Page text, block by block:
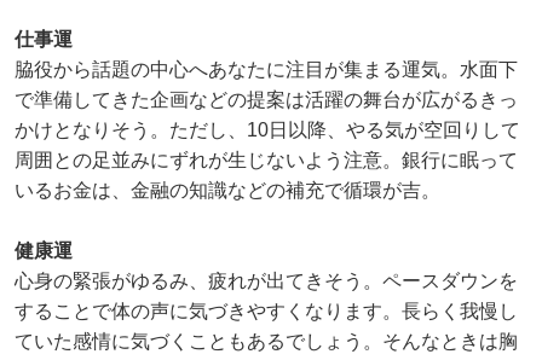
仕事運
脇役から話題の中心へあなたに注目が集まる運気。水面下
で準備してきた企画などの提案は活躍の舞台が広がるきっ
かけとなりそう。ただし、10日以降、やる気が空回りして
周囲との足並みにずれが生じないよう注意。銀行に眠って
いるお金は、金融の知識などの補充で循環が吉。
健康運
心身の緊張がゆるみ、疲れが出てきそう。ペースダウンを
することで体の声に気づきやすくなります。長らく我慢し
ていた感情に気づくこともあるでしょう。そんなときは胸